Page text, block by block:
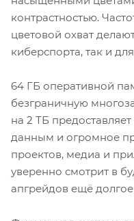
контрастностью.
цветовой охват
киберспорта, так и
64 ГБ оперативной
безграничную
на 2 ТБ
данным и огромное
проектов, медиа и
уверенно смотрит в
апгрейдов ещё